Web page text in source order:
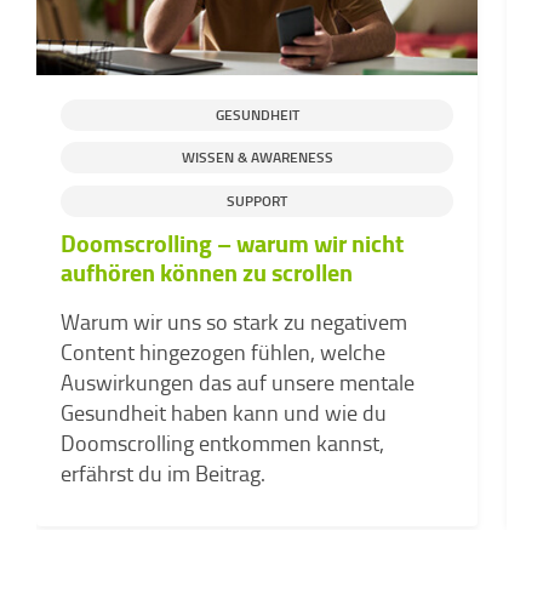
GESUNDHEIT
WISSEN & AWARENESS
SUPPORT
Doomscrolling – warum wir nicht
aufhören können zu scrollen
Warum wir uns so stark zu negativem
Content hingezogen fühlen, welche
Auswirkungen das auf unsere mentale
Gesundheit haben kann und wie du
Doomscrolling entkommen kannst,
erfährst du im Beitrag.